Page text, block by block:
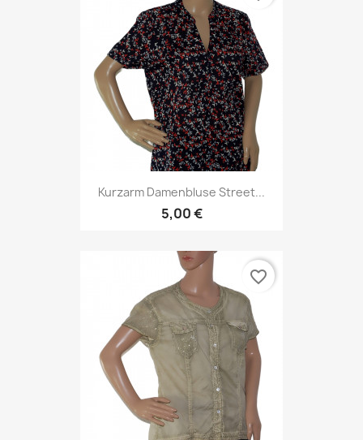
Kurzarm Damenbluse Street...
5,00 €
favorite_border